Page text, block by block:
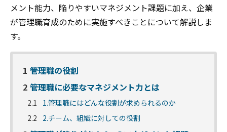
メント能力、陥りやすいマネジメント課題に加え、企業
が管理職育成のために実施すべきことについて解説しま
す。
1 管理職の役割
2 管理職に必要なマネジメント力とは
2.1
1.管理職にはどんな役割が求められるのか
2.2
2.チーム、組織に対しての役割